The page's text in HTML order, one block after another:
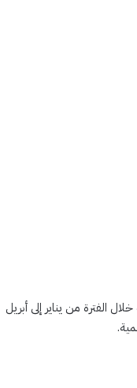
الفترة من يناير إلى أبريل